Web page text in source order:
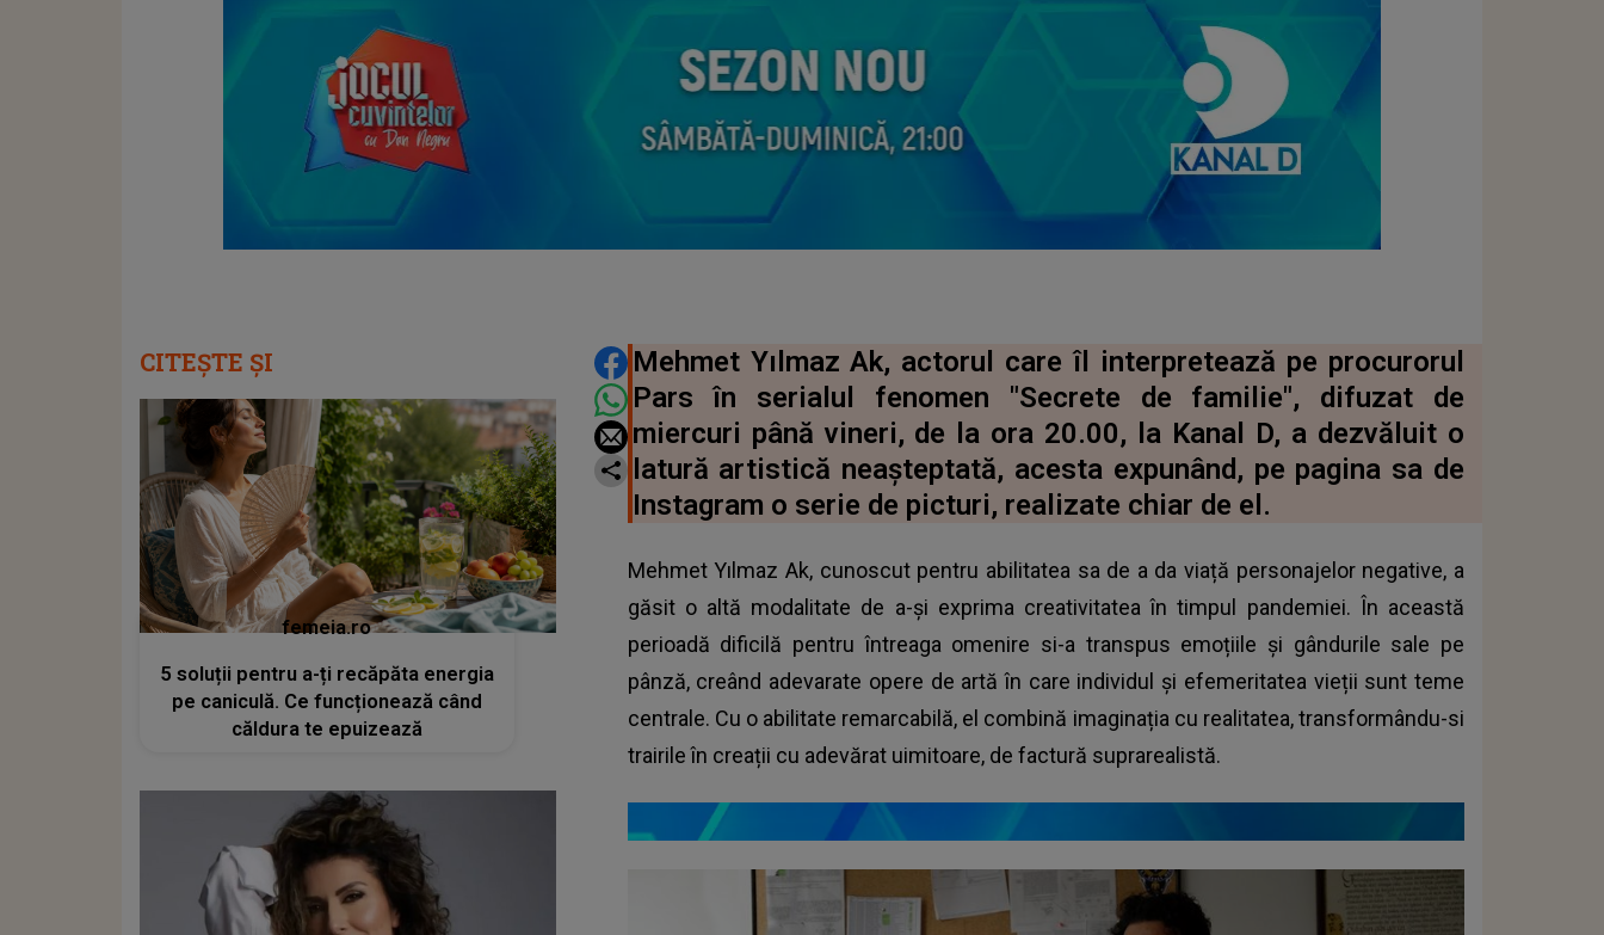
DISTRIBUIE ARTICOLUL
Mehmet Yılmaz Ak, actorul care îl interpretează pe procurorul
Pars în serialul fenomen "Secrete de familie", difuzat de
miercuri până vineri, de la ora 20.00, la Kanal D, a dezvăluit o
latură artistică neașteptată, acesta expunând, pe pagina sa de
Instagram o serie de picturi, realizate chiar de el.
Mehmet Yılmaz Ak, cunoscut pentru abilitatea sa de a da viață personajelor negative, a
găsit o altă modalitate de a-și exprima creativitatea în timpul pandemiei. În această
perioadă dificilă pentru întreaga omenire si-a transpus emoțiile și gândurile sale pe
pânză, creând adevarate opere de artă în care individul și efemeritatea vieții sunt teme
centrale. Cu o abilitate remarcabilă, el combină imaginația cu realitatea, transformându-si
trairile în creații cu adevărat uimitoare, de factură suprarealistă.
CITEȘTE ȘI
femeia.ro
5 soluții pentru a-ți recăpăta energia
pe caniculă. Ce funcționează când
căldura te epuizează